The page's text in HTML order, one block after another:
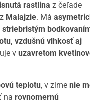
rastlina z čeľade
Malajzie. Má
vzdušnú vlhkosť aj
v uzavretom
teplotu, v zime nie
na rovnomernú